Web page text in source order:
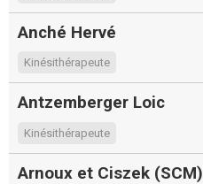
Anché Hervé
Kinésithérapeute
Antzemberger Loic
Kinésithérapeute
Arnoux et Ciszek (SCM)